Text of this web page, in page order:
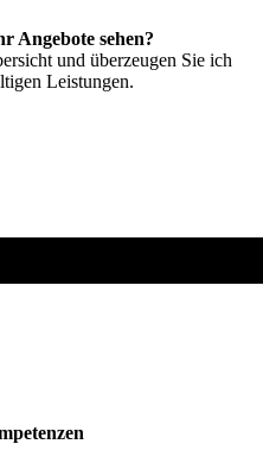
Angebote sehen?
und überzeugen Sie ich
Leistungen.